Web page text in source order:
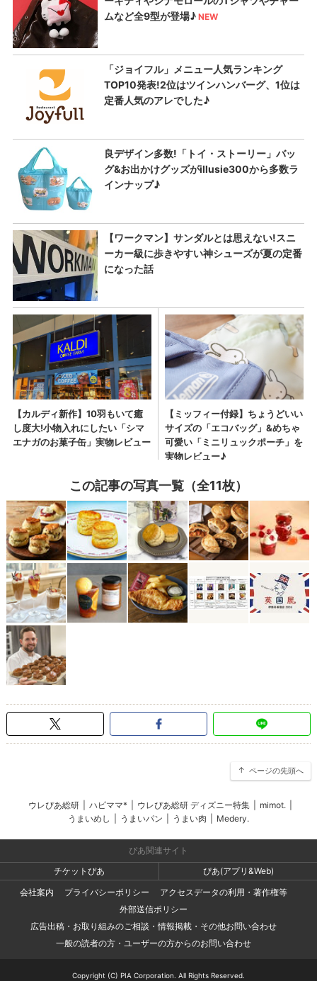
この記事の写真一覧（全11枚）
ページの先頭へ
ウレぴあ総研 ハピママ* ウレぴあ総研 ディズニー特集 mimot.
うまいめし
うまいパン うまい肉 Medery.
ぴあ関連サイト
チケットぴあ
ぴあ(アプリ&Web)
会社案内
プライバシーポリシー
アクセスデータの利用・著作権等
外部送信ポリシー
広告出稿・お取り組みのご相談・情報掲載・その他お問い合わせ
一般の読者の方・ユーザーの方からのお問い合わせ
Copyright (C) PIA Corporation. All Rights Reserved.